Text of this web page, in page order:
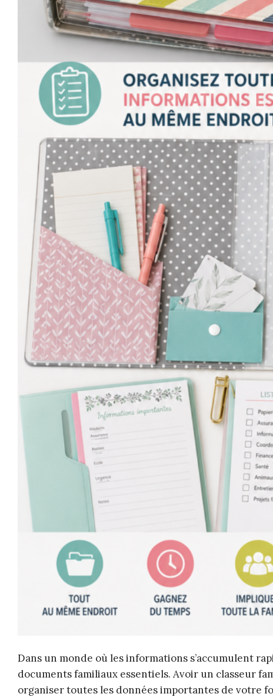
Dans un monde où les informations s’accumulent
documents familiaux essentiels. Avoir un classeur
organiser toutes les données importantes de votre